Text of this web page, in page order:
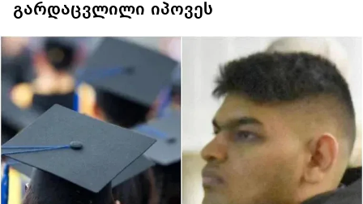
გარდაცვლილი იპოვეს